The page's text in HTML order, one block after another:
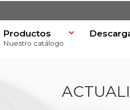
Productos
Nuestro catálogo